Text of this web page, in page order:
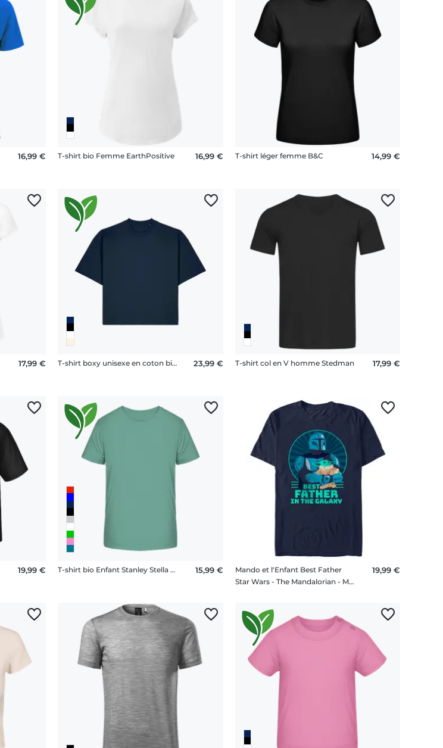
16,99 € T-shirt bio Femme EarthPositive 16,99 € T-shirt léger femme B&C 14,99 €
17,99 € T-shirt boxy unisexe en coton bio Stanley Stella 23,99 € T-shirt col en V homme Stedman 17,99 €
19,99 € T-shirt bio Enfant Stanley Stella 2.0 15,99 €
Mando et l'Enfant Best Father
Star Wars - The Mandalorian - Mando et l'Enfant Best Father - Father's Day - Homme T-shirt
19,99 €